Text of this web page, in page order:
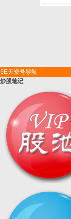
5E天资号导航
炒股笔记